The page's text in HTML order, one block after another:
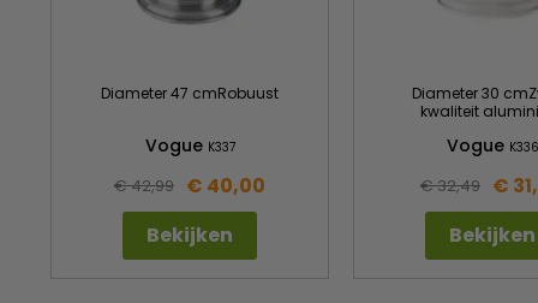
Diameter 47 cmRobuust
Vogue K337
€ 42,99 € 40,00
Bekijken
Diameter 30
kwaliteit
Vogue K336
€ 32,49 €
Bekijken